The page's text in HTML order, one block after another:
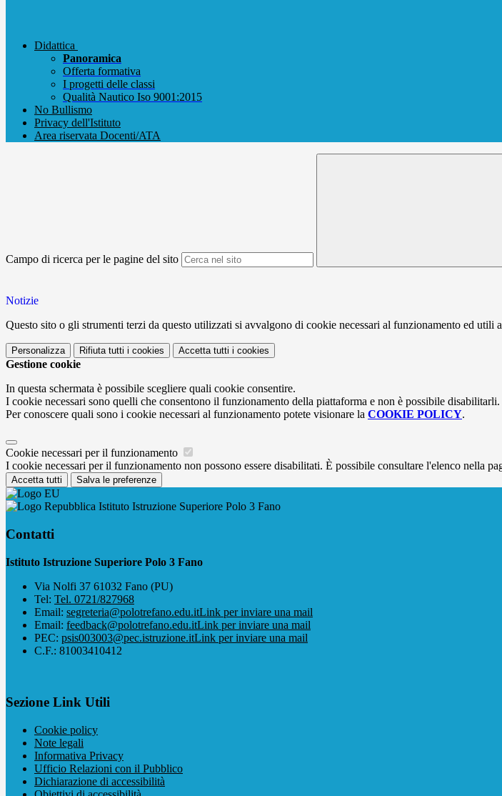
Didattica
Panoramica
Offerta formativa
I progetti delle classi
Qualità Nautico Iso 9001:2015
No Bullismo
Privacy dell'Istituto
Area riservata Docenti/ATA
Campo di ricerca per le pagine del sito
Notizie
Questo sito o gli strumenti terzi da questo utilizzati si avvalgono di cookie necessari al funzionamento ed utili
Personalizza Rifiuta tutti i cookies Accetta tutti i cookies
Gestione cookie
In questa schermata è possibile scegliere quali cookie consentire.
I cookie necessari sono quelli che consentono il funzionamento della piattaforma e non è possibile disabilitarli.
Per conoscere quali sono i cookie necessari al funzionamento potete visionare la COOKIE POLICY.
Cookie necessari per il funzionamento
I cookie necessari per il funzionamento non possono essere disabilitati. È possibile consultare l'elenco nella
Accetta tutti Salva le preferenze
Istituto Istruzione Superiore Polo 3 Fano
Contatti
Istituto Istruzione Superiore Polo 3 Fano
Via Nolfi 37 61032 Fano (PU)
Tel: Tel. 0721/827968
Email: segreteria@polotrefano.e​du.itLink per inviare una mail
Email: feedback@polotrefano.edu.itLink per inviare una mail
PEC: psis003003@pec.istruzione.itLink per inviare una mail
C.F.: 81003410412
Sezione Link Utili
Cookie policy
Note legali
Informativa Privacy
Ufficio Relazioni con il Pubblico
Dichiarazione di accessibilità